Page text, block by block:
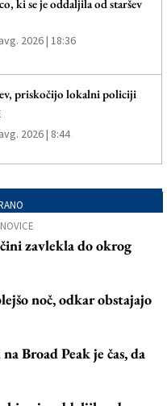
ki se je oddaljila od staršev
2026 | 18:36
priskočijo lokalni policiji
2026 | 8:44
zavlekla do okrog
noč, odkar obstajajo
Broad Peak je čas, da